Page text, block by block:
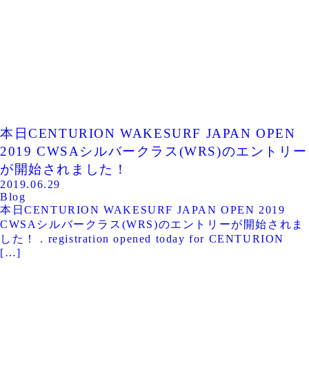
本日CENTURION WAKESURF JAPAN OPEN
2019 CWSAシルバークラス(WRS)のエントリー
が開始されました！
2019.06.29
Blog
本日CENTURION WAKESURF JAPAN OPEN 2019
CWSAシルバークラス(WRS)のエントリーが開始されま
した！ . registration opened today for CENTURION
[…]